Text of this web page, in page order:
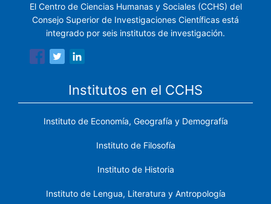
El Centro de Ciencias Humanas y Sociales (CCHS) del
Consejo Superior de Investigaciones Científicas está
integrado por seis institutos de investigación.
Institutos en el CCHS
Instituto de Economía, Geografía y Demografía
Instituto de Filosofía
Instituto de Historia
Instituto de Lengua, Literatura y Antropología